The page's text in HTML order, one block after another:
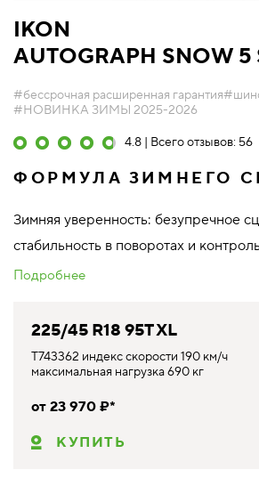
IKON
AUTOGRAPH SNOW 5
#бессрочная расширенная гарантия
#НОВИНКА ЗИМЫ 2025-2026
4.8 | Всего отзывов: 56
ФОРМУЛА ЗИМНЕГО
Зимняя уверенность: безупречное
стабильность в поворотах и
Подробнее
225/45 R18 95T XL
T743362 индекс скорости 190 км/ч
максимальная нагрузка 690 кг
от 23 970 ₽*
КУПИТЬ